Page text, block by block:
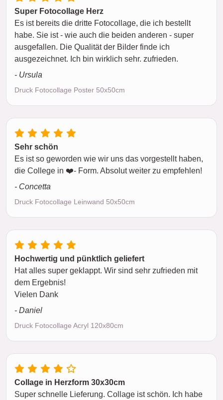
Super Fotocollage Herz
Es ist bereits die dritte Fotocollage, die ich bestellt
habe. Sie ist - wie auch die beiden anderen - super
ausgefallen. Die Qualität der Bilder finde ich
ausgezeichnet. Ich bin wirklich sehr. zufrieden.
- Ursula
Druck Fotocollage Poster 50x50cm
Sehr schön
Es ist so geworden wie wir uns das vorgestellt haben,
die College in ❤️- Form. Absolut weiter zu empfehlen!
- Concetta
Druck Fotocollage Leinwand 50x50cm
Hochwertig und pünktlich geliefert
Hat alles super geklappt. Wir sind sehr zufrieden mit
dem Ergebnis!
Vielen Dank
- Daniel
Druck Fotocollage Acryl 120x80cm
Collage in Herzform 30x30cm
Super schnelle Lieferung. Collage ist schön. Ich habe